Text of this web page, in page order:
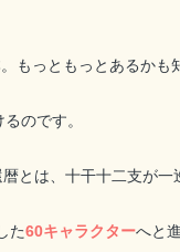
もっともっとあるかも
のです。
とは、十干十二支が一
た60キャラクターへと